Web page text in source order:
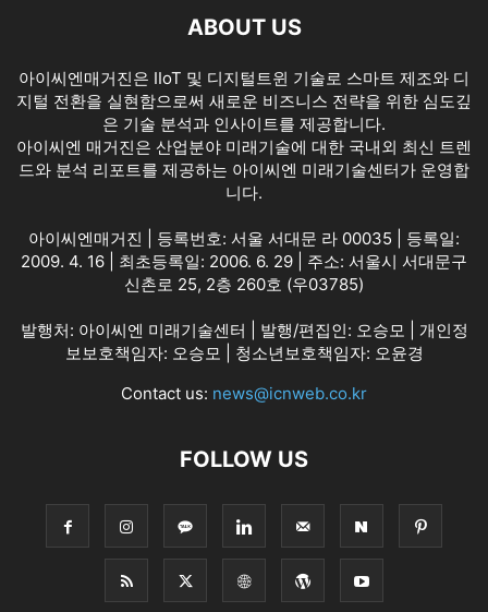
ABOUT US
아이씨엔매거진은 IIoT 및 디지털트윈 기술로 스마트 제조와 디
지털 전환을 실현함으로써 새로운 비즈니스 전략을 위한 심도깊
은 기술 분석과 인사이트를 제공합니다.
아이씨엔 매거진은 산업분야 미래기술에 대한 국내외 최신 트렌
드와 분석 리포트를 제공하는 아이씨엔 미래기술센터가 운영합
니다.
아이씨엔매거진 | 등록번호: 서울 서대문 라 00035 | 등록일:
2009. 4. 16 | 최초등록일: 2006. 6. 29 | 주소: 서울시 서대문구
신촌로 25, 2층 260호 (우03785)
발행처: 아이씨엔 미래기술센터 | 발행/편집인: 오승모 | 개인정
보보호책임자: 오승모 | 청소년보호책임자: 오윤경
Contact us: news@icnweb.co.kr
FOLLOW US